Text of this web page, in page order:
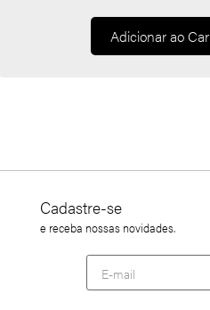
Adicionar ao
Cadastre-se
e receba nossas novidades.